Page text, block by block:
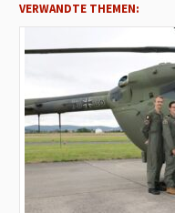
VERWANDTE THEMEN: